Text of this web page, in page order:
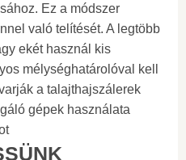
Ez a módszer
való telítését. A legtöbb
ekét használ kis
mélységhatárolóval kell
a talajthajszálerek
gépek használata